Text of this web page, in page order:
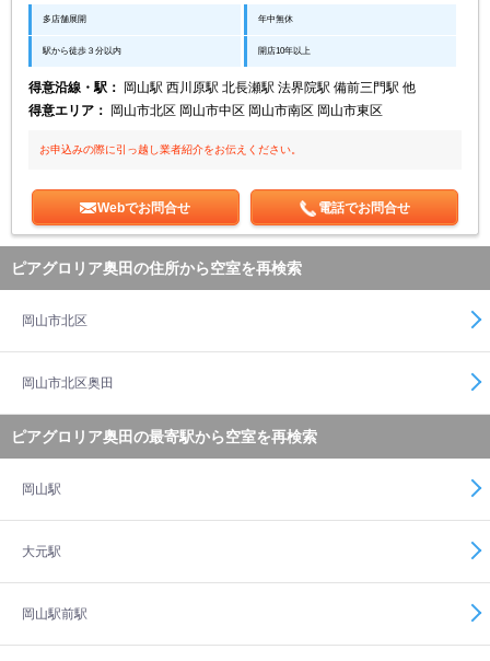
多店舗展開 年中無休
駅から徒歩３分以内 開店10年以上
得意沿線・駅：
岡山駅 西川原駅 北長瀬駅 法界院駅 備前三門駅 他
得意エリア：
岡山市北区 岡山市中区 岡山市南区 岡山市東区
お申込みの際に引っ越し業者紹介をお伝えください。
Webでお問合せ 電話でお問合せ
ピアグロリア奥田の住所から空室を再検索
岡山市北区
岡山市北区奥田
ピアグロリア奥田の最寄駅から空室を再検索
岡山駅
大元駅
岡山駅前駅